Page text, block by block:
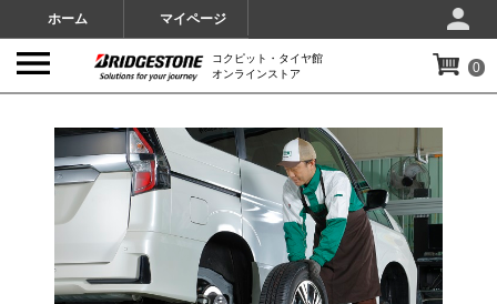
ホーム マイページ
コクピット・タイヤ館
オンラインストア
0